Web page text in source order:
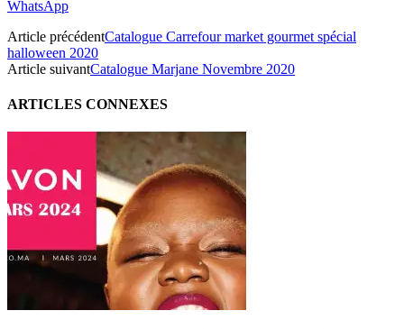
WhatsApp
Article précédentCatalogue Carrefour market gourmet spécial
halloween 2020
Article suivantCatalogue Marjane Novembre 2020
ARTICLES CONNEXES